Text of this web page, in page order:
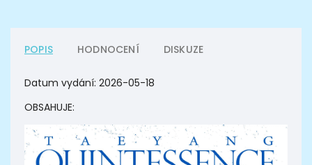
POPIS HODNOCENÍ DISKUZE
Datum vydání: 2026-05-18
OBSAHUJE: